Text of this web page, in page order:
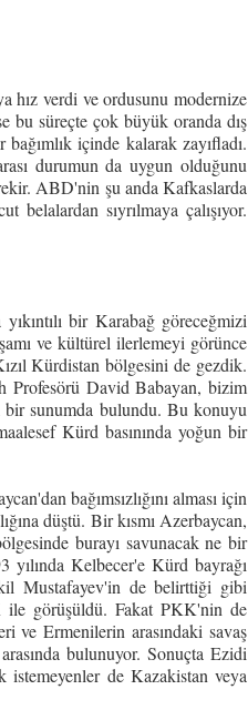
hız verdi ve ordusunu modernize
bu süreçte çok büyük oranda dış
içinde kalarak zayıfladı.
durumun da uygun olduğunu
ABD'nin şu anda Kafkaslarda
sıyrılmaya çalışıyor.
bir Karabağ göreceğmizi
ve kültürel ilerlemeyi görünce
Kürdistan bölgesini de gezdik.
Profesörü David Babayan, bizim
sunumda bulundu. Bu konuyu
Kürd basınında yoğun bir
bağımsızlığını alması için
düştü. Bir kısmı Azerbaycan,
burayı savunacak ne bir
Kelbecer'e Kürd bayrağı
Mustafayev'in de belirttiği gibi
ile görüşüldü. Fakat PKK'nin de
ve Ermenilerin arasındaki savaş
bulunuyor. Sonuçta Ezidi
de Kazakistan veya